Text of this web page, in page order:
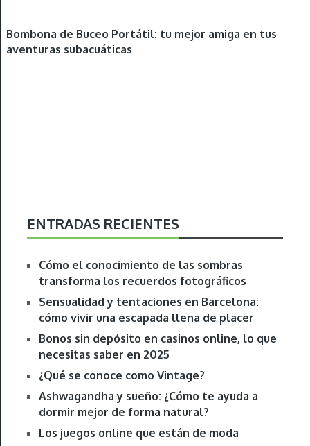
DEPORTES
Bombona de Buceo Portátil: tu mejor amiga en tus
aventuras subacuáticas
ENTRADAS RECIENTES
Cómo el conocimiento de las sombras
transforma los recuerdos fotográficos
Sensualidad y tentaciones en Barcelona:
cómo vivir una escapada llena de placer
Bonos sin depósito en casinos online, lo que
necesitas saber en 2025
¿Qué se conoce como Vintage?
Ashwagandha y sueño: ¿Cómo te ayuda a
dormir mejor de forma natural?
Los juegos online que están de moda